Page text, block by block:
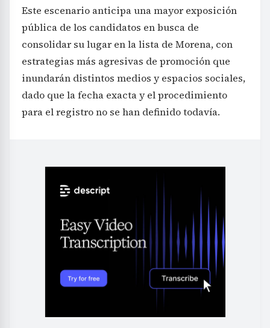
Este escenario anticipa una mayor exposición
pública de los candidatos en busca de
consolidar su lugar en la lista de Morena, con
estrategias más agresivas de promoción que
inundarán distintos medios y espacios sociales,
dado que la fecha exacta y el procedimiento
para el registro no se han definido todavía.